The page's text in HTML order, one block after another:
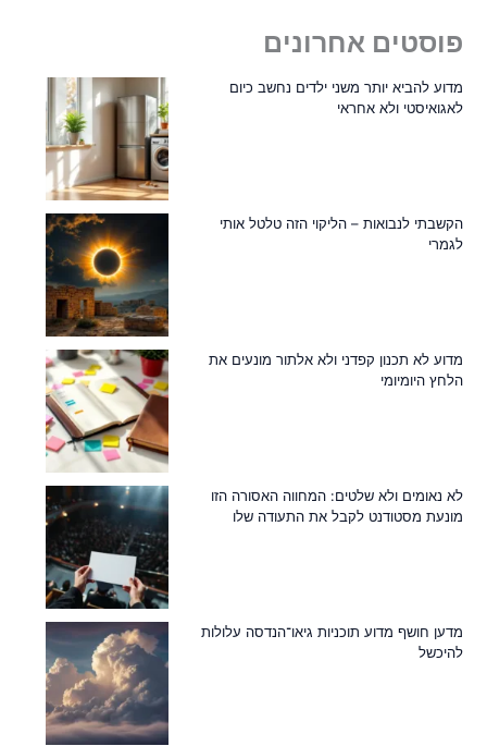
פוסטים אחרונים
מדוע להביא יותר משני ילדים נחשב כיום
לאגואיסטי ולא אחראי
הקשבתי לנבואות – הליקוי הזה טלטל אותי
לגמרי
מדוע לא תכנון קפדני ולא אלתור מונעים את
הלחץ היומיומי
לא נאומים ולא שלטים: המחווה האסורה הזו
מונעת מסטודנט לקבל את התעודה שלו
מדען חושף מדוע תוכניות גיאו־הנדסה עלולות
להיכשל